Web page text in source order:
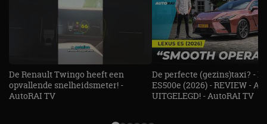
De Renault Twingo heeft een
opvallende snelheidsmeter! -
AutoRAI TV
De perfecte (gezins)taxi? -
ES500e (2026) - REVIEW -
UITGELEGD! - AutoRAI TV
Targeting
Functioneel
Niet-geclassificeerd
Strikt noodzakelijke cookies maken de
kernfunctionaliteiten van de website mogelijk, zoals
gebruikersaanmelding en accountbeheer. De
website kan niet goed worden gebruikt zonder de
strikt noodzakelijke cookies.